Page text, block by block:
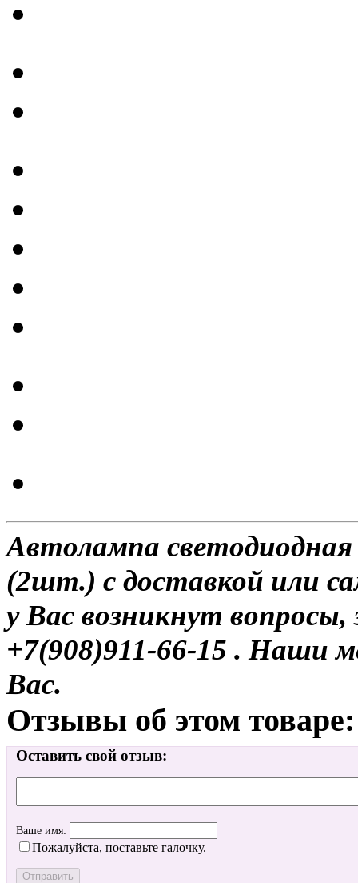
Автолампа
(2шт.) с доставкой или
у Вас возникнут
+7(908)911-66-15 . Наши
Вас.
Отзывы об этом товаре:
Оставить свой отзыв:
Ваше имя:
Пожалуйста, поставьте галочку.